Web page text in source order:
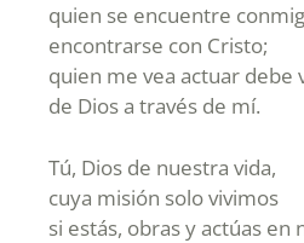
quien se encuentre
encontrarse con Cristo;
quien me vea actuar debe
de Dios a través de mí.
Tú, Dios de nuestra vida,
cuya misión solo vivimos
si estás, obras y actúas en